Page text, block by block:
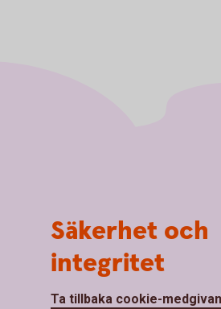
Säkerhet och
integritet
Ta tillbaka cookie-